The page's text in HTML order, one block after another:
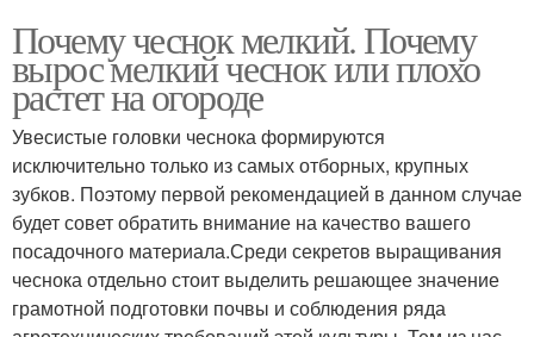
Почему чеснок мелкий. Почему
вырос мелкий чеснок или плохо
растет на огороде
Увесистые головки чеснока формируются
исключительно только из самых отборных, крупных
зубков. Поэтому первой рекомендацией в данном случае
будет совет обратить внимание на качество вашего
посадочного материала.Среди секретов выращивания
чеснока отдельно стоит выделить решающее значение
грамотной подготовки почвы и соблюдения ряда